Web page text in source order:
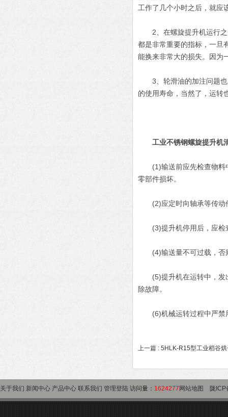
工作了几个小时之后，就应
2、在螺旋提升机运行之
都是非常重要的指标，一旦
能换来非常大的损失。因为
3、轮滑油的加注问题也
的使用寿命，当然了，运转
工业不锈钢螺旋提升机
(1)输送前应先检查物料中
零部件损坏。
(2)应定时向轴承等传动件
(3)提升机停用后，应检
(4)输送量不可过载，否
(5)提升机在运转中，发出
除故障。
(6)机械运转过程中严禁
上一篇 : 5HLK-R15型工业稻谷
关于我们 新闻中心 产品中心 联系我们 管理登陆 访问量： 1624277 网站地图 陇